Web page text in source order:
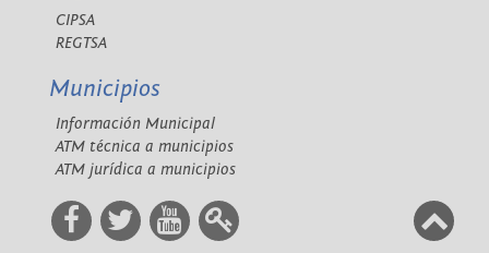
CIPSA
REGTSA
Municipios
Información Municipal
ATM técnica a municipios
ATM jurídica a municipios